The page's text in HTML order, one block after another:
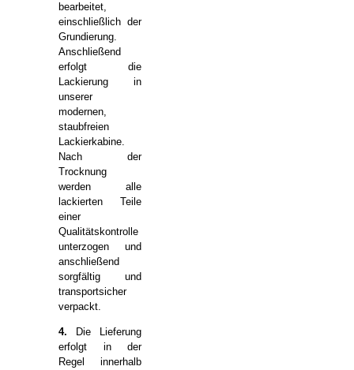
bearbeitet,
einschließlich der
Grundierung.
Anschließend
erfolgt die
Lackierung in
unserer
modernen,
staubfreien
Lackierkabine.
Nach der
Trocknung
werden alle
lackierten Teile
einer
Qualitätskontrolle
unterzogen und
anschließend
sorgfältig und
transportsicher
verpackt.
4. Die Lieferung
erfolgt in der
Regel innerhalb